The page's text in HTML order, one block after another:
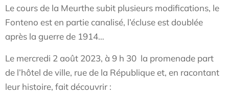
Le cours de la Meurthe subit plusieurs modifications, le
Fonteno est en partie canalisé, l’écluse est doublée
après la guerre de 1914…
Le mercredi 2 août 2023, à 9 h 30 la promenade part
de l’hôtel de ville, rue de la République et, en racontant
leur histoire, fait découvrir :